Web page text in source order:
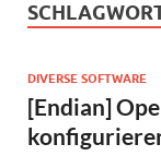
DIVERSE SOFTWARE
[Endian]